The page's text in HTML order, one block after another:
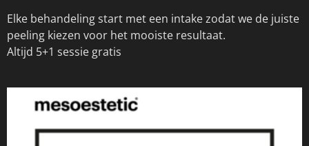
Elke behandeling start met een intake zodat we de juiste
peeling kiezen voor het mooiste resultaat.
Altijd 5+1 sessie gratis